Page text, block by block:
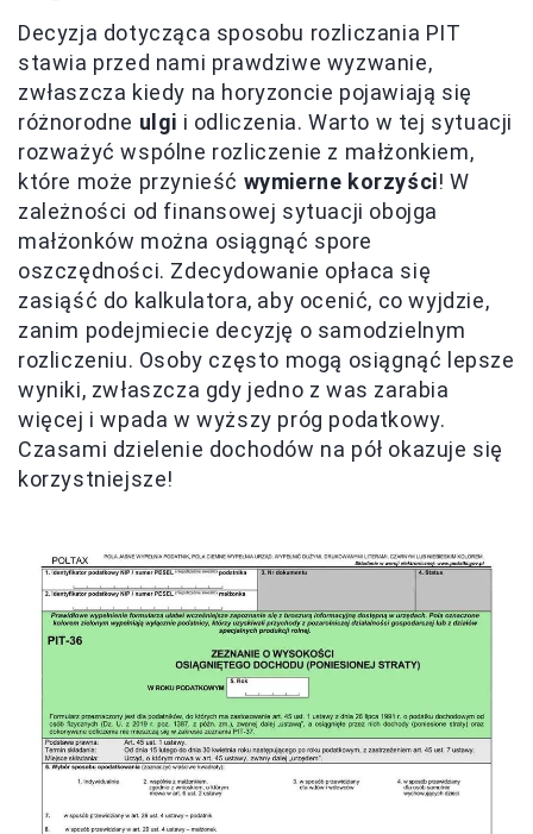
Decyzja dotycząca sposobu rozliczania PIT
stawia przed nami prawdziwe wyzwanie,
zwłaszcza kiedy na horyzoncie pojawiają się
różnorodne ulgi i odliczenia. Warto w tej sytuacji
rozważyć wspólne rozliczenie z małżonkiem,
które może przynieść wymierne korzyści! W
zależności od finansowej sytuacji obojga
małżonków można osiągnąć spore
oszczędności. Zdecydowanie opłaca się
zasiąść do kalkulatora, aby ocenić, co wyjdzie,
zanim podejmiecie decyzję o samodzielnym
rozliczeniu. Osoby często mogą osiągnąć lepsze
wyniki, zwłaszcza gdy jedno z was zarabia
więcej i wpada w wyższy próg podatkowy.
Czasami dzielenie dochodów na pół okazuje się
korzystniejsze!